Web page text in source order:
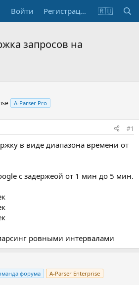
Войти Регистрация 🇷🇺
запросов на
A-Parser Pro
#1
в виде диапазона времени от
c задержеой от 1 мин до 5 мин.
ровными интервалами
форума A-Parser Enterprise